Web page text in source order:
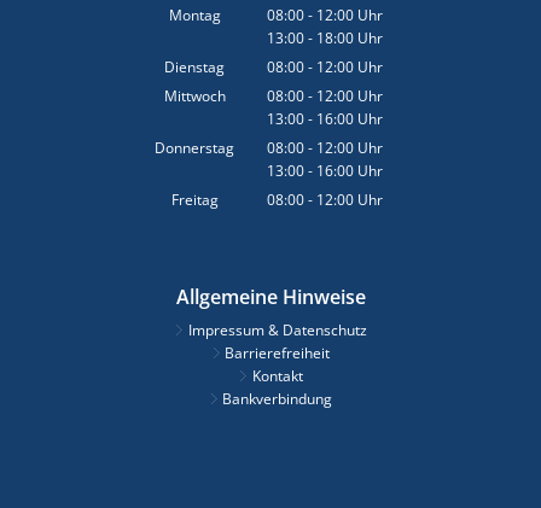
Montag 08:00- 12:00 Uhr
Von 08:00 bis 12:00 Uhr
13:00- 18:00 Uhr
Von 13:00 bis 18:00 Uhr
Dienstag 08:00- 12:00 Uhr
Von 08:00 bis 12:00 Uhr
Mittwoch 08:00- 12:00 Uhr
Von 08:00 bis 12:00 Uhr
13:00- 16:00 Uhr
Von 13:00 bis 16:00 Uhr
Donnerstag 08:00- 12:00 Uhr
Von 08:00 bis 12:00 Uhr
13:00- 16:00 Uhr
Von 13:00 bis 16:00 Uhr
Freitag 08:00- 12:00 Uhr
Allgemeine Hinweise
Impressum & Datenschutz
Barrierefreiheit
Kontakt
Bankverbindung